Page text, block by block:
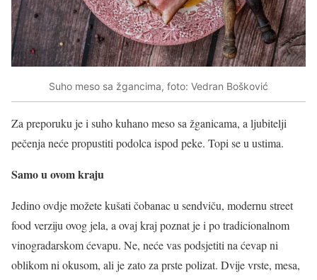
Suho meso sa žgancima, foto: Vedran Bošković
Za preporuku je i suho kuhano meso sa žganicama, a ljubitelji
pečenja neće propustiti podolca ispod peke. Topi se u ustima.
Samo u ovom kraju
Jedino ovdje možete kušati čobanac u sendviču, modernu street
food verziju ovog jela, a ovaj kraj poznat je i po tradicionalnom
vinogradarskom ćevapu. Ne, neće vas podsjetiti na ćevap ni
oblikom ni okusom, ali je zato za prste polizat. Dvije vrste, mesa,